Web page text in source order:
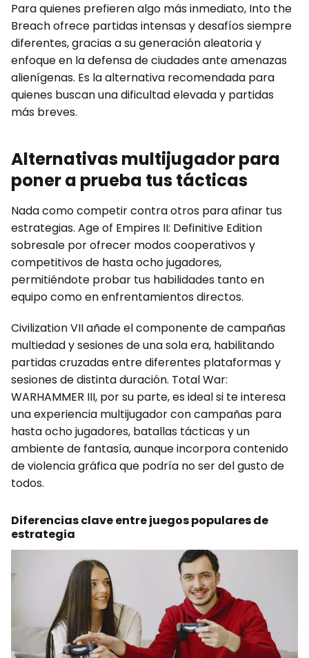
Para quienes prefieren algo más inmediato, Into the
Breach ofrece partidas intensas y desafíos siempre
diferentes, gracias a su generación aleatoria y
enfoque en la defensa de ciudades ante amenazas
alienígenas. Es la alternativa recomendada para
quienes buscan una dificultad elevada y partidas
más breves.
Alternativas multijugador para
poner a prueba tus tácticas
Nada como competir contra otros para afinar tus
estrategias. Age of Empires II: Definitive Edition
sobresale por ofrecer modos cooperativos y
competitivos de hasta ocho jugadores,
permitiéndote probar tus habilidades tanto en
equipo como en enfrentamientos directos.
Civilization VII añade el componente de campañas
multiedad y sesiones de una sola era, habilitando
partidas cruzadas entre diferentes plataformas y
sesiones de distinta duración. Total War:
WARHAMMER III, por su parte, es ideal si te interesa
una experiencia multijugador con campañas para
hasta ocho jugadores, batallas tácticas y un
ambiente de fantasía, aunque incorpora contenido
de violencia gráfica que podría no ser del gusto de
todos.
Diferencias clave entre juegos populares de
estrategia